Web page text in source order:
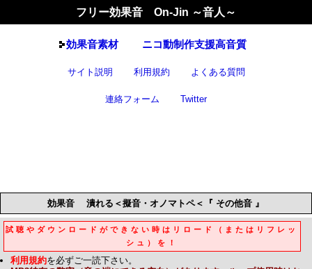
フリー効果音 On-Jin ～音人～
効果音素材 ニコ動制作支援高音質
サイト説明 利用規約 よくある質問
連絡フォーム Twitter
効果音 潰れる＜擬音・オノマトペ＜『 その他音 』
試聴やダウンロードができない時はリロード（またはリフレッ
シュ）を！
利用規約を必ずご一読下さい。